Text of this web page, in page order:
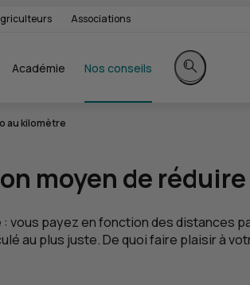
Associations
Académie Nos conseils
Rechercher
au kilomètre
moyen de
vous payez en fonction des
au plus juste. De quoi faire plaisir à